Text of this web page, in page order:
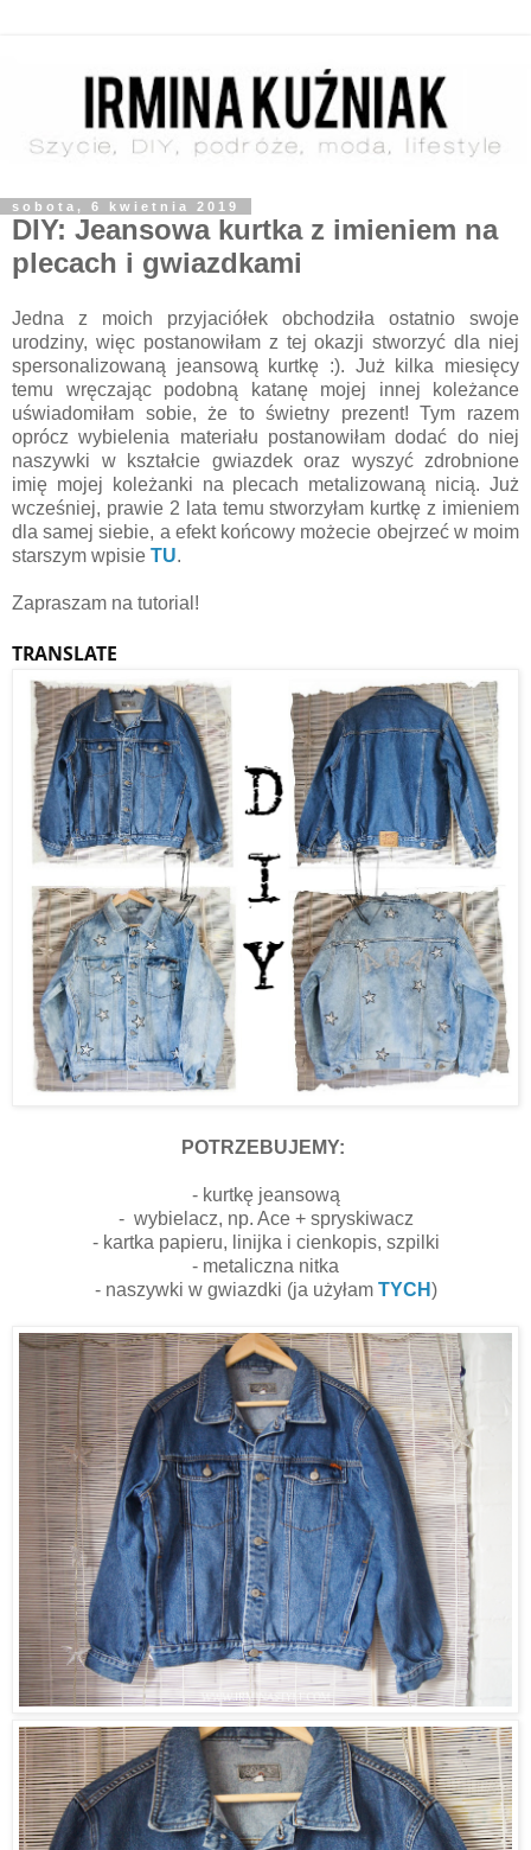
sobota, 6 kwietnia 2019
DIY: Jeansowa kurtka z imieniem na
plecach i gwiazdkami
Jedna z moich przyjaciółek obchodziła ostatnio swoje
urodziny, więc postanowiłam z tej okazji stworzyć dla niej
spersonalizowaną jeansową kurtkę :). Już kilka miesięcy
temu wręczając podobną katanę mojej innej koleżance
uświadomiłam sobie, że to świetny prezent! Tym razem
oprócz wybielenia materiału postanowiłam dodać do niej
naszywki w kształcie gwiazdek oraz wyszyć zdrobnione
imię mojej koleżanki na plecach metalizowaną nicią. Już
wcześniej, prawie 2 lata temu stworzyłam kurtkę z imieniem
dla samej siebie, a efekt końcowy możecie obejrzeć w moim
starszym wpisie TU.
Zapraszam na tutorial!
TRANSLATE
POTRZEBUJEMY:
- kurtkę jeansową
- wybielacz, np. Ace + spryskiwacz
- kartka papieru, linijka i cienkopis, szpilki
- metaliczna nitka
- naszywki w gwiazdki (ja użyłam TYCH)